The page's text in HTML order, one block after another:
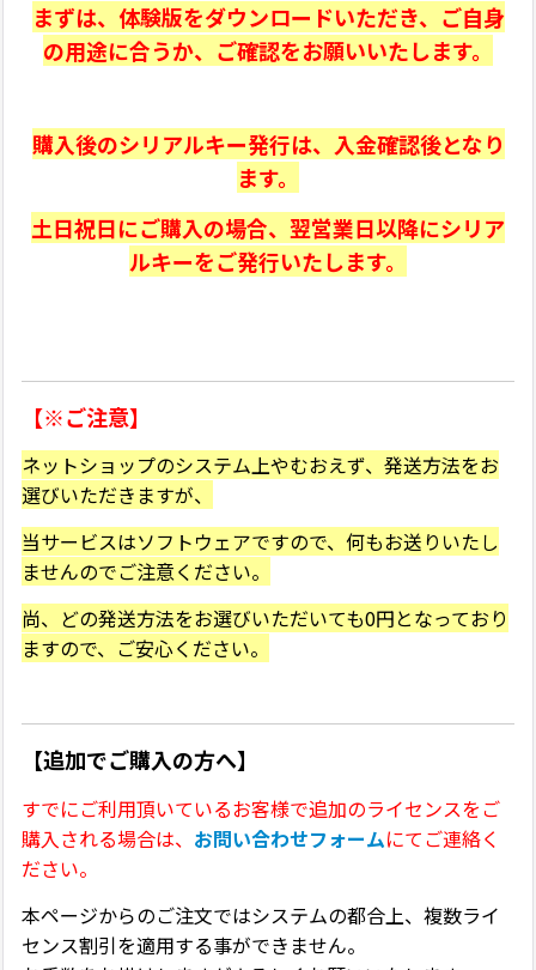
まずは、体験版をダウンロードいただき、ご自身
の用途に合うか、ご確認をお願いいたします。
購入後のシリアルキー発行は、入金確認後となり
ます。
土日祝日にご購入の場合、翌営業日以降にシリア
ルキーをご発行いたします。
【※ご注意】
ネットショップのシステム上やむおえず、発送方法をお
選びいただきますが、
当サービスはソフトウェアですので、何もお送りいたし
ませんのでご注意ください。
尚、どの発送方法をお選びいただいても0円となっており
ますので、ご安心ください。
【追加でご購入の方へ】
すでにご利用頂いているお客様で追加のライセンスをご
購入される場合は、 お問い合わせフォームにてご連絡く
ださい。
本ページからのご注文ではシステムの都合上、複数ライ
センス割引を適用する事ができません。